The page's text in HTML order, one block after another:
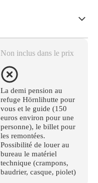
Non inclus dans le prix
La demi pension au
refuge Hörnlihutte pour
vous et le guide (150
euros environ pour une
personne), le billet pour
les remontées.
Possibilité de louer au
bureau le matériel
technique (crampons,
baudrier, casque, piolet)